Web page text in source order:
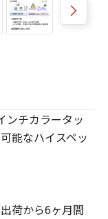
ンチカラータッ
能なハイスペッ
荷から6ヶ月間